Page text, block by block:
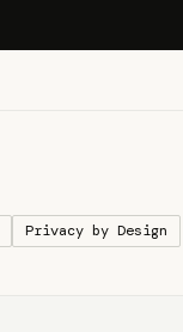
Privacy by Design